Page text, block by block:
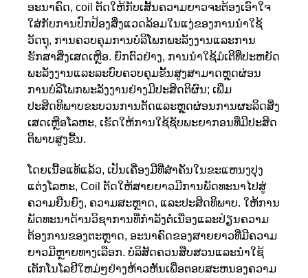
ອະນາຄົດ, coil ຕັດໃຫ້ກັບເສັ້ນຄວາມຍາວຈະຕ້ອງເອົາໃຈ
ໃສ່ກັບການປົກປ້ອງສິ່ງແວດລ້ອມໃນແງ່ຂອງການນໍາໃຊ້
ວັດຖຸ, ການຄວບຄຸມການບໍລິໂພກພະລັງງານແລະການ
ຮັກສາສິ່ງເສດເຫຼືອ. ຍົກຕົວຢ່າງ, ການນໍາໃຊ້ມໍເຕີທີ່ປະຫຍັດ
ພະລັງງານແລະລະບົບຄວບຄຸມຂັ້ນສູງສາມາດຫຼຸດຜ່ອນ
ການບໍລິໂພກພະລັງງານຢ່າງມີປະສິດຕິຜົນ; ເພີ່ມ
ປະສິດທິພາບຂະບວນການຕັດແລະຫຼຸດຜ່ອນການຜະລິດສິ່ງ
ເສດເຫຼືອໂລຫະ, ເຮັດໃຫ້ການໃຊ້ຊັບພະຍາກອນທີ່ມີປະສິດ
ຕິພາບສູງຂື້ນ.
ໂດຍເນື້ອແທ້ແລ້ວ, ເປັນເຄື່ອງມືທີ່ສໍາຄັນໃນຂະແຫນງປຸງ
ແຕ່ງໂລຫະ, Coil ຕັດໃຫ້ສາຍຍາວມີການພັດທະນາໄປສູ່
ຄວາມຍືນຍົງ, ຄວາມສະຫຼາດ, ແລະປະສິດທິພາບ. ໃຫ້ການ
ພັດທະນາດ້ານວິຊາການທີ່ກໍາລັງຕໍ່ເນື່ອງແລະປ່ຽນຄວາມ
ຕ້ອງການຂອງຕະຫຼາດ, ອະນາຄົດຂອງສາຍຍາວທີ່ມີຄວາມ
ຍາວມີຫຼາຍທາງເລືອກ. ບໍລິສັດຄວນສືບສວນແລະນໍາໃຊ້
ເຕັກໂນໂລຢີໃຫມ່ໆຢ່າງຫ້າວຫັນເພື່ອຕອບສະຫນອງຄວາມ